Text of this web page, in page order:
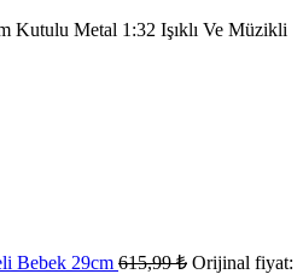
Kutulu Metal 1:32 Işıklı Ve Müzikli
Bebek 29cm 615,99₺ Orijinal fiyat: